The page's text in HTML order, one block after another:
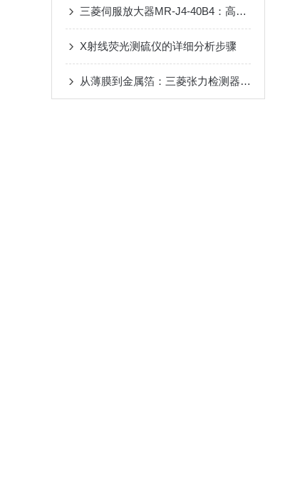
三菱伺服放大器MR-J4-40B4：高效驱动的可靠选择
X射线荧光测硫仪的详细分析步骤
从薄膜到金属箔：三菱张力检测器在多行业卷材加工中的应用